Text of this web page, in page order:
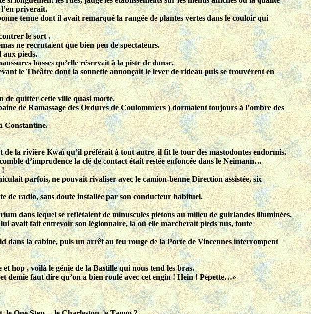
l’en priverait.
tenue dont il avait remarqué la rangée de plantes vertes dans le couloir qui
le sort .
ne recrutaient que bien peu de spectateurs.
aux pieds.
basses qu’elle réservait à la piste de danse.
le Théâtre dont la sonnette annonçait le lever de rideau puis se trouvèrent en
de quitter cette ville quasi morte.
de Ramassage des Ordures de Coulommiers ) dormaient toujours à l’ombre des
Constantine.
de la rivière Kwaï qu’il préférait à tout autre, il fit le tour des mastodontes endormis.
d’imprudence la clé de contact était restée enfoncée dans le Neimann…
!
parfois, ne pouvait rivaliser avec le camion-benne Direction assistée, six
de radio, sans doute installée par son conducteur habituel.
dans lequel se reflétaient de minuscules piétons au milieu de guirlandes illuminées.
avait fait entrevoir son légionnaire, là où elle marcherait pieds nus, toute
dans la cabine, puis un arrêt au feu rouge de la Porte de Vincennes interrompent
hop , voilà le génie de la Bastille qui nous tend les bras.
demie faut dire qu’on a bien roulé avec cet engin ! Hein ! Pépette…»